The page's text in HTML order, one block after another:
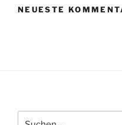
NEUESTE